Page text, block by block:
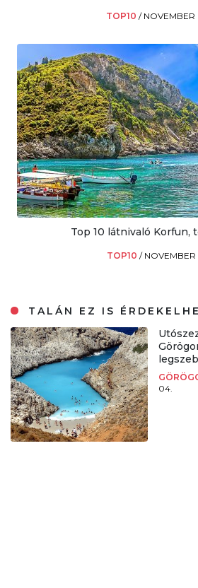
TOP10 / NOVEMBER
Top 10 látnivaló Korfun,
TOP10 / NOVEMBER
TALÁN EZ IS
04.